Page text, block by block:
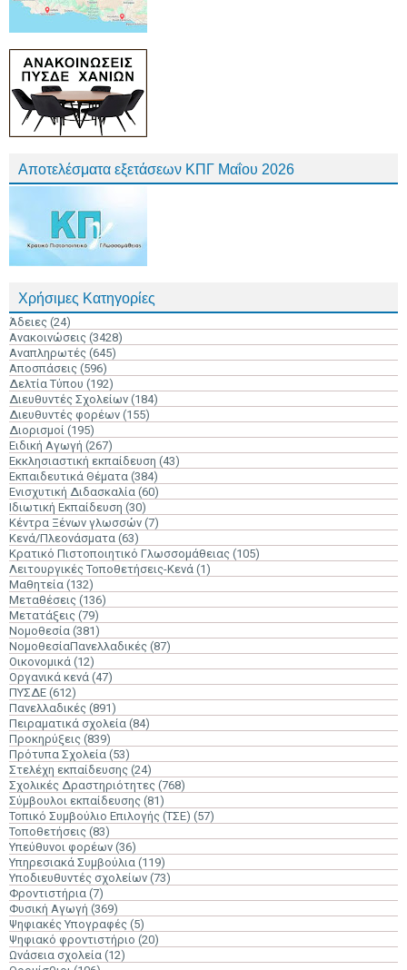
Αποτελέσματα εξετάσεων ΚΠΓ Μαΐου 2026
Χρήσιμες Κατηγορίες
Άδειες (24)
Ανακοινώσεις (3428)
Αναπληρωτές (645)
Αποσπάσεις (596)
Δελτία Τύπου (192)
Διευθυντές Σχολείων (184)
Διευθυντές φορέων (155)
Διορισμοί (195)
Ειδική Αγωγή (267)
Εκκλησιαστική εκπαίδευση (43)
Εκπαιδευτικά Θέματα (384)
Ενισχυτική Διδασκαλία (60)
Ιδιωτική Εκπαίδευση (30)
Κέντρα Ξένων γλωσσών (7)
Κενά/Πλεονάσματα (63)
Κρατικό Πιστοποιητικό Γλωσσομάθειας (105)
Λειτουργικές Τοποθετήσεις-Κενά (1)
Μαθητεία (132)
Μεταθέσεις (136)
Μετατάξεις (79)
Νομοθεσία (381)
ΝομοθεσίαΠανελλαδικές (87)
Οικονομικά (12)
Οργανικά κενά (47)
ΠΥΣΔΕ (612)
Πανελλαδικές (891)
Πειραματικά σχολεία (84)
Προκηρύξεις (839)
Πρότυπα Σχολεία (53)
Στελέχη εκπαίδευσης (24)
Σχολικές Δραστηριότητες (768)
Σύμβουλοι εκπαίδευσης (81)
Τοπικό Συμβούλιο Επιλογής (ΤΣΕ) (57)
Τοποθετήσεις (83)
Υπεύθυνοι φορέων (36)
Υπηρεσιακά Συμβούλια (119)
Υποδιευθυντές σχολείων (73)
Φροντιστήρια (7)
Φυσική Αγωγή (369)
Ψηφιακές Υπογραφές (5)
Ψηφιακό φροντιστήριο (20)
Ωνάσεια σχολεία (12)